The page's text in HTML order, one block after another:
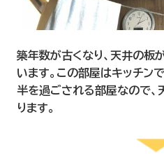
築年数が古くなり、天井の板
います。この部屋はキッチン
半を過ごされる部屋なので、
ります。